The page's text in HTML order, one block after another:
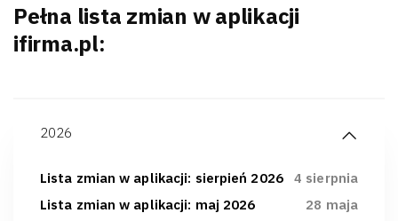
Pełna lista zmian w aplikacji
ifirma.pl:
2026
Lista zmian w aplikacji: sierpień 2026
4 sierpnia
Lista zmian w aplikacji: maj 2026
28 maja